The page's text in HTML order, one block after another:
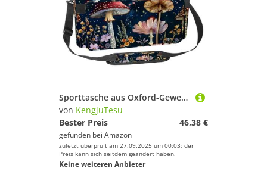
Sporttasche aus Oxford-Gewebe, mit abnehmbarem Schultergurt, Trainings-Handtasche, Übernachtungstasche für Damen und Herren, Sternenpilz, Mehrfarbig 9, Einheitsgröße, Handgepäck
von KengjuTesu
Bester Preis
46,38 €
gefunden bei Amazon
zuletzt überprüft am 27.09.2025 um 00:03; der
Preis kann sich seitdem geändert haben.
Keine weiteren Anbieter